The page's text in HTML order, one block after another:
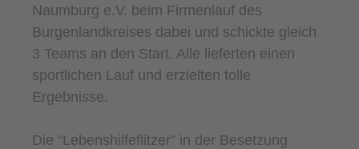
Naumburg e.V. beim Firmenlauf des
Burgenlandkreises dabei und schickte gleich
3 Teams an den Start. Alle lieferten einen
sportlichen Lauf und erzielten tolle
Ergebnisse.
Die “Lebenshilfeflitzer” in der Besetzung